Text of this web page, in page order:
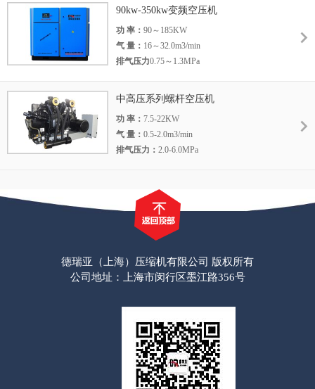
90kw-350kw变频空压机
功 率： 90～185KW
气 量： 16～32.0m3/min
排气压力0.75～1.3MPa
中高压系列螺杆空压机
功 率： 7.5-22KW
气 量： 0.5-2.0m3/min
排气压力： 2.0-6.0MPa
德瑞亚（上海）压缩机有限公司 版权所有
公司地址：上海市闵行区墨江路356号